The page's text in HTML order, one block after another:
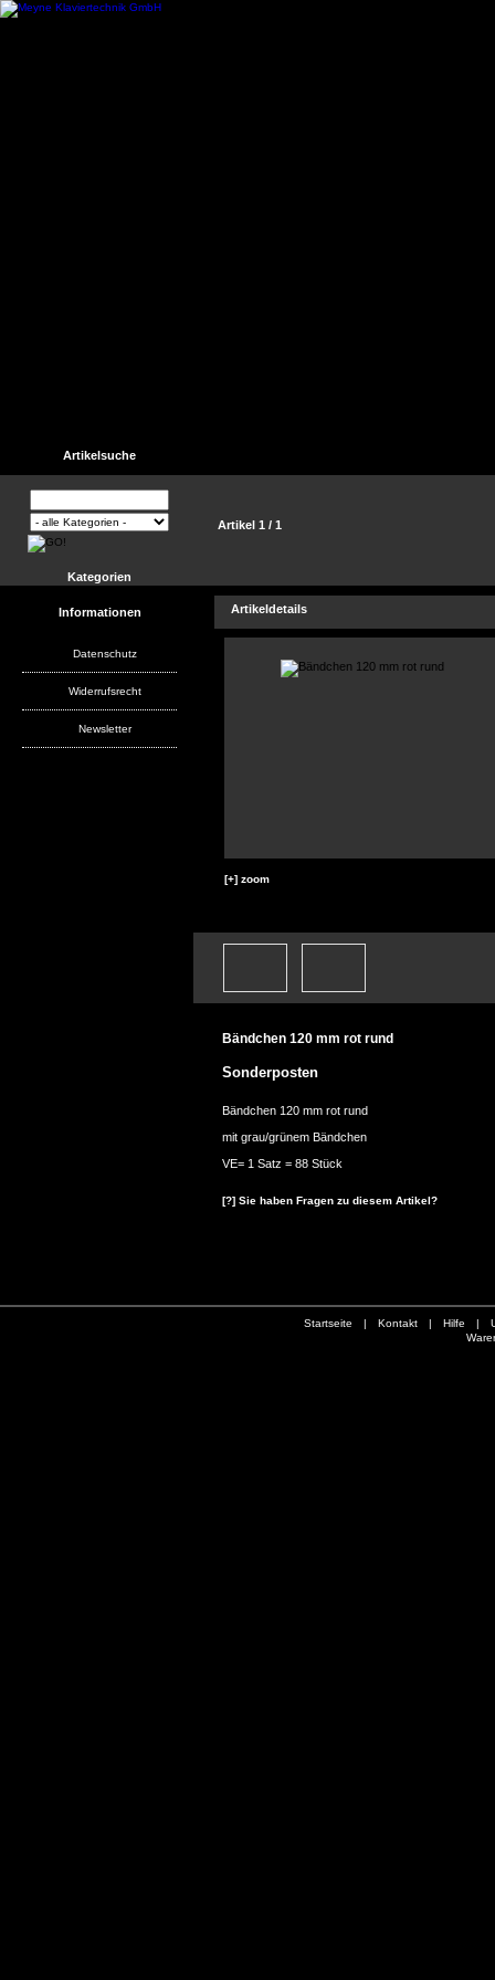
Artikelsuche
Kategorien
Informationen
Datenschutz
Widerrufsrecht
Newsletter
Artikel 1 / 1
Artikeldetails
[+] zoom
Bändchen 120 mm rot rund
Sonderposten
Bändchen 120 mm rot rund
mit grau/grünem Bändchen
VE= 1 Satz = 88 Stück
[?] Sie haben Fragen zu diesem Artikel?
Startseite | Kontakt | Hilfe |